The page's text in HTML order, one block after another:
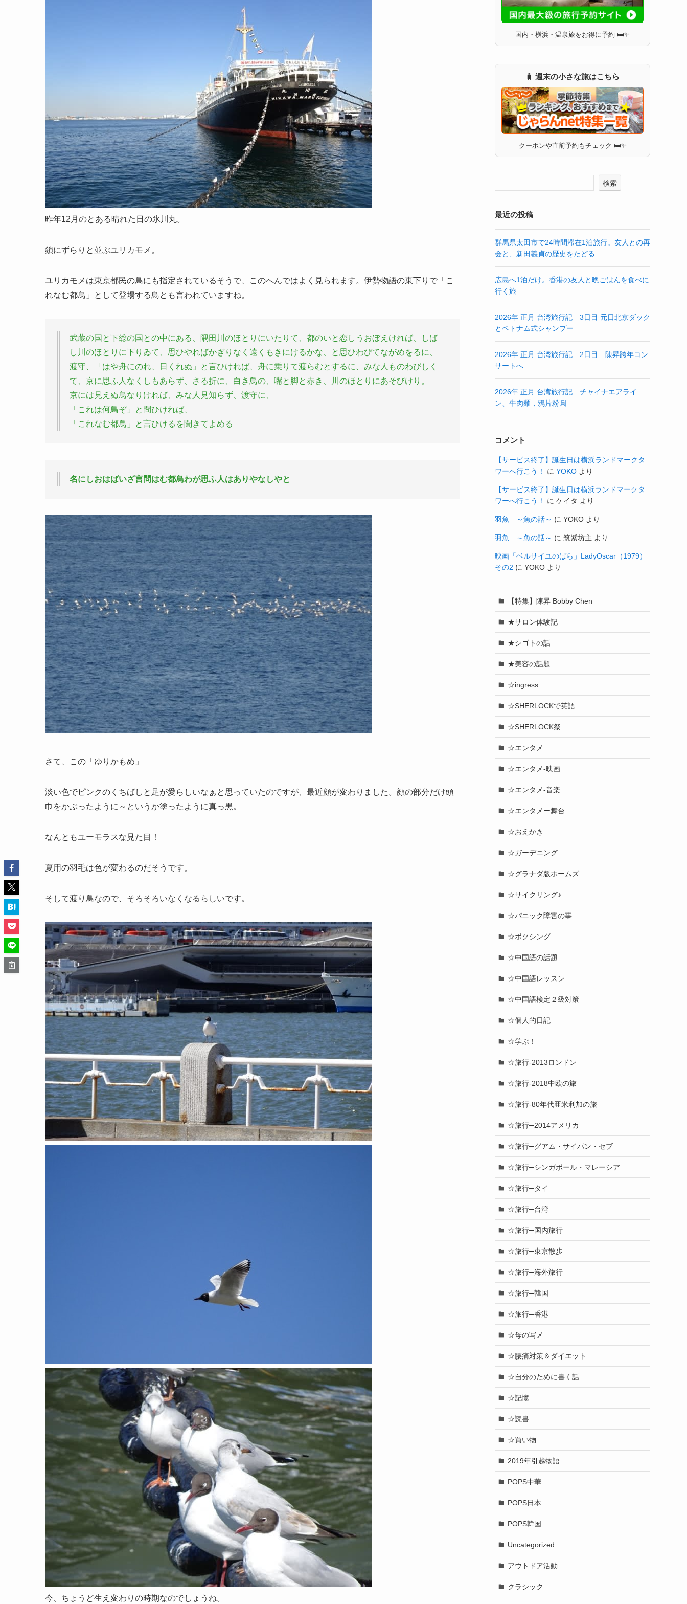
昨年12月のとある晴れた日の氷川丸。
鎖にずらりと並ぶユリカモメ。
ユリカモメは東京都民の鳥にも指定されているそうで、このへんではよく見られます。伊勢物語の東下りで「こ
れなむ都鳥」として登場する鳥とも言われていますね。
武蔵の国と下総の国との中にある、隅田川のほとりにいたりて、都のいと恋しうおぼえければ、しば
し川のほとりに下りゐて、思ひやればかぎりなく遠くもきにけるかな、と思ひわびてながめをるに、
渡守、「はや舟にのれ、日くれぬ」と言ひければ、舟に乗りて渡らむとするに、みな人ものわびしく
て、京に思ふ人なくしもあらず、さる折に、白き鳥の、嘴と脚と赤き、川のほとりにあそびけり。
京には見えぬ鳥なりければ、みな人見知らず、渡守に、
「これは何鳥ぞ」と問ひければ、
「これなむ都鳥」と言ひけるを聞きてよめる
名にしおはばいざ言問はむ都鳥わが思ふ人はありやなしやと
さて、この「ゆりかもめ」
淡い色でピンクのくちばしと足が愛らしいなぁと思っていたのですが、最近顔が変わりました。顔の部分だけ頭
巾をかぶったように～というか塗ったように真っ黒。
なんともユーモラスな見た目！
夏用の羽毛は色が変わるのだそうです。
そして渡り鳥なので、そろそろいなくなるらしいです。
今、ちょうど生え変わりの時期なのでしょうね。
国内・横浜・温泉旅をお得に予約 🛏✨
🧳 週末の小さな旅はこちら
クーポンや直前予約もチェック 🛏✨
検索
最近の投稿
群馬県太田市で24時間滞在1泊旅行。友人との再
会と、新田義貞の歴史をたどる
広島へ1泊だけ。香港の友人と晩ごはんを食べに
行く旅
2026年 正月 台湾旅行記 3日目 元日北京ダック
とベトナム式シャンプー
2026年 正月 台湾旅行記 2日目 陳昇跨年コン
サートへ
2026年 正月 台湾旅行記 チャイナエアライ
ン、牛肉麺，鴉片粉圓
コメント
【サービス終了】誕生日は横浜ランドマークタ
ワーへ行こう！
に YOKO より
【サービス終了】誕生日は横浜ランドマークタ
ワーへ行こう！
に ケイタ より
羽魚 ～魚の話～ に YOKO より
羽魚 ～魚の話～ に 筑紫坊主 より
映画「ベルサイユのばら」LadyOscar（1979）
その2 に YOKO より
【特集】陳昇 Bobby Chen
★サロン体験記
★シゴトの話
★美容の話題
☆ingress
☆SHERLOCKで英語
☆SHERLOCK祭
☆エンタメ
☆エンタメ-映画
☆エンタメ-音楽
☆エンタメー舞台
☆おえかき
☆ガーデニング
☆グラナダ版ホームズ
☆サイクリング♪
☆パニック障害の事
☆ボクシング
☆中国語の話題
☆中国語レッスン
☆中国語検定２級対策
☆個人的日記
☆学ぶ！
☆旅行-2013ロンドン
☆旅行-2018中欧の旅
☆旅行-80年代亜米利加の旅
☆旅行─2014アメリカ
☆旅行─グアム・サイパン・セブ
☆旅行─シンガポール・マレーシア
☆旅行─タイ
☆旅行─台湾
☆旅行─国内旅行
☆旅行─東京散歩
☆旅行─海外旅行
☆旅行─韓国
☆旅行─香港
☆母の写メ
☆腰痛対策＆ダイエット
☆自分のために書く話
☆記憶
☆読書
☆買い物
2019年引越物語
POPS中華
POPS日本
POPS韓国
Uncategorized
アウトドア活動
クラシック